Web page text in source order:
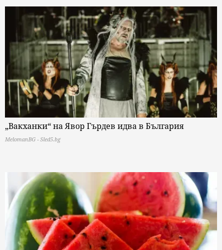
„Вакханки“ на Явор Гърдев идва в България
MelomanBG - Sled5.bg